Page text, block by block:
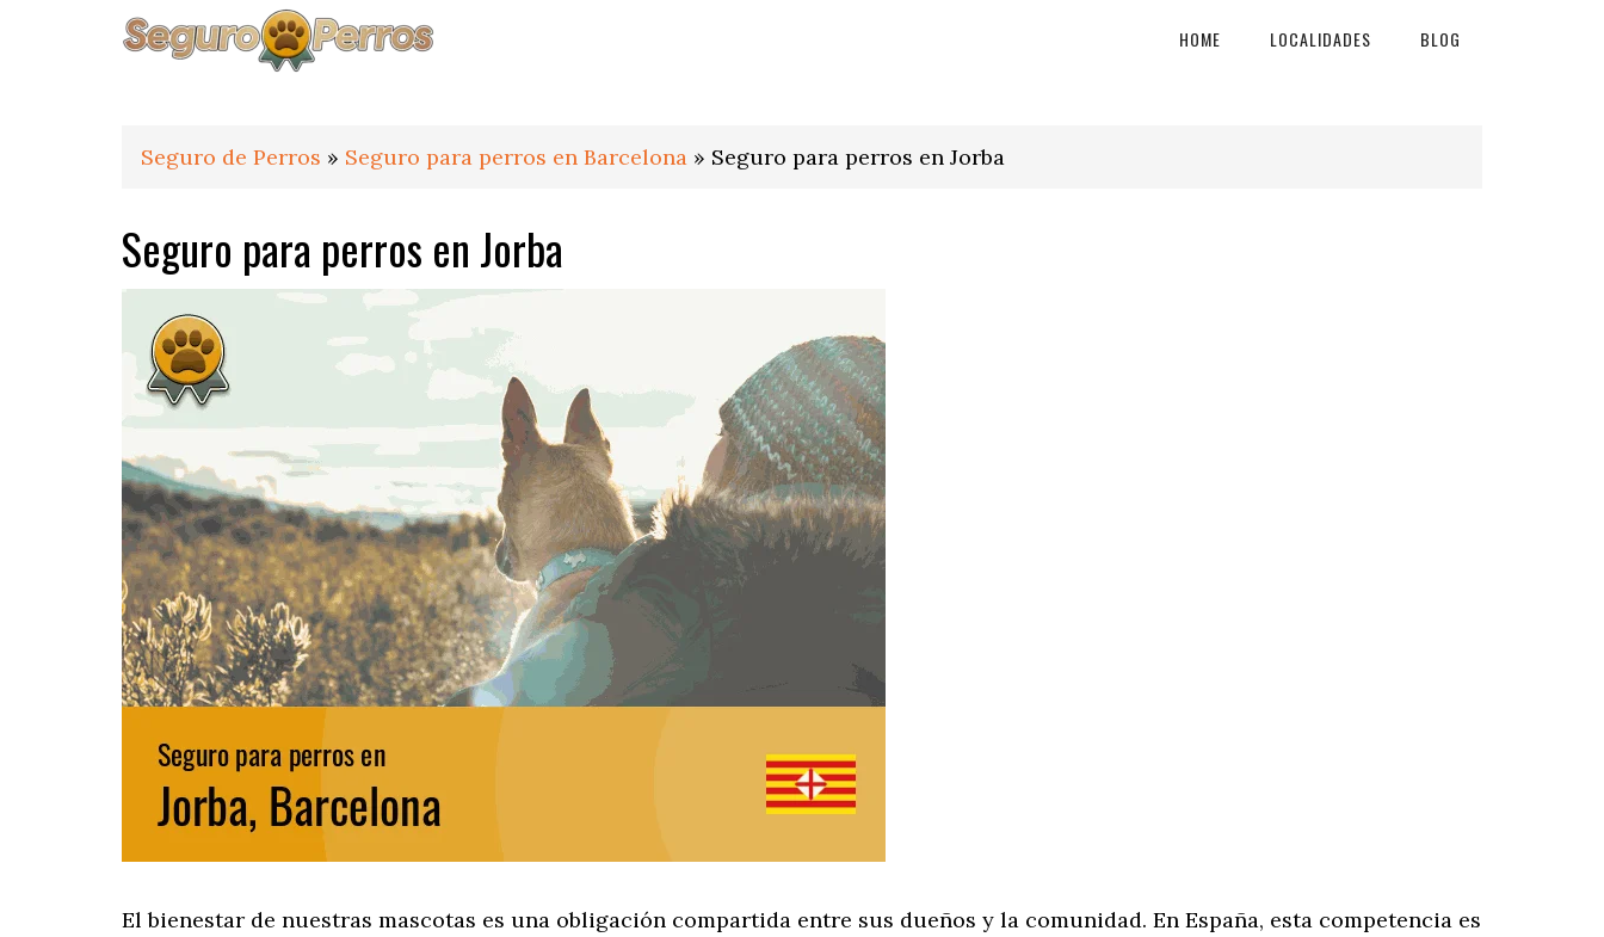
HOME LOCALIDADES BLOG
Seguro de Perros » Seguro para perros en Barcelona » Seguro para perros en Jorba
Seguro para perros en Jorba
El bienestar de nuestras mascotas es una obligación compartida entre sus dueños y la comunidad. En España, esta competencia es